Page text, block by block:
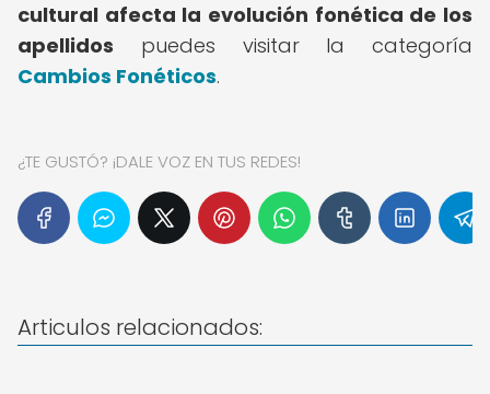
cultural afecta la evolución fonética de los
apellidos puedes visitar la categoría
Cambios Fonéticos.
¿TE GUSTÓ? ¡DALE VOZ EN TUS REDES!
Articulos relacionados: